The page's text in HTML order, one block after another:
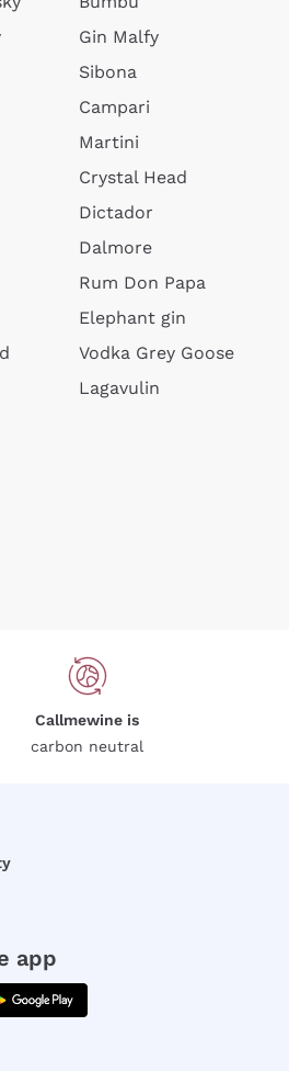
Gin Malfy
Sibona
Campari
Martini
Crystal Head
Dictador
Dalmore
Rum Don Papa
Elephant gin
Vodka Grey Goose
Lagavulin
Callmewine is
carbon neutral
app